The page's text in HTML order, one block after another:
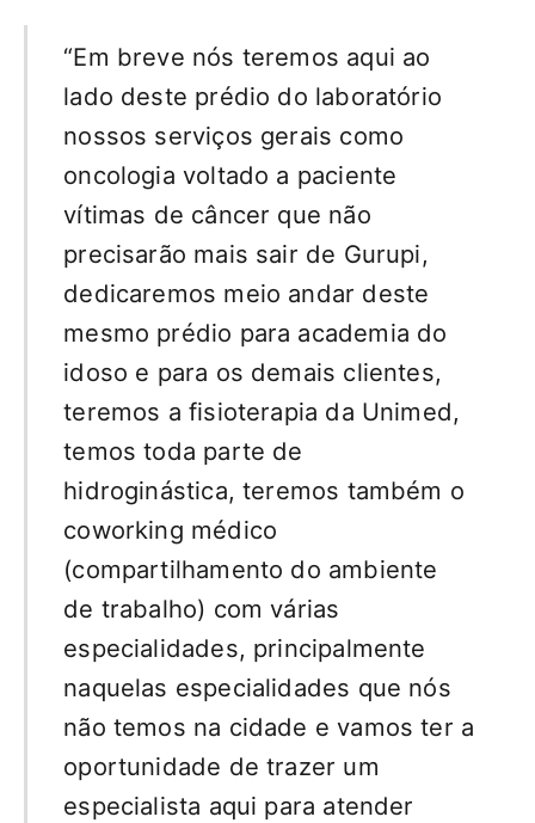
“Em breve nós teremos aqui ao
lado deste prédio do laboratório
nossos serviços gerais como
oncologia voltado a paciente
vítimas de câncer que não
precisarão mais sair de Gurupi,
dedicaremos meio andar deste
mesmo prédio para academia do
idoso e para os demais clientes,
teremos a fisioterapia da Unimed,
temos toda parte de
hidroginástica, teremos também o
coworking médico
(compartilhamento do ambiente
de trabalho) com várias
especialidades, principalmente
naquelas especialidades que nós
não temos na cidade e vamos ter a
oportunidade de trazer um
especialista aqui para atender